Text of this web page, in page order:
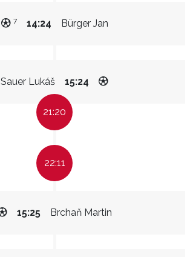
Bürger Jan
14:24
7
Sauer Lukáš 15:24
21:20
22:11
Brchaň Martin
15:25